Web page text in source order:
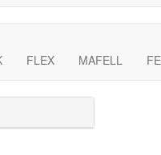
FLEX MAFELL